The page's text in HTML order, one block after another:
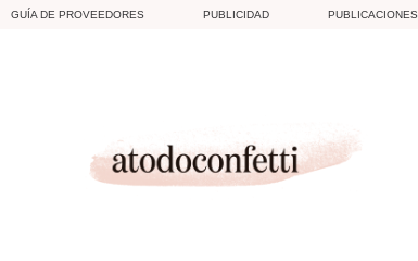
GUÍA DE PROVEEDORES PUBLICIDAD PUBLICACIONES